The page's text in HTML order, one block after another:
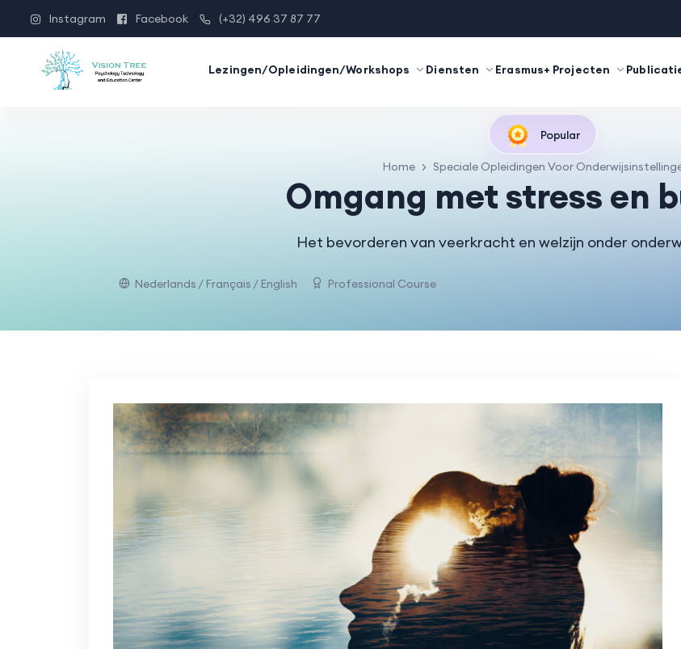
Instagram Facebook (+32) 496 37 87 77
Lezingen/Opleidingen/Workshops Diensten Erasmus+ Projecten
Popular
Home Speciale Opleidingen Voor
Omgang met stress en
Het bevorderen van veerkracht en welzijn onder
Nederlands / Français / English Professional Course